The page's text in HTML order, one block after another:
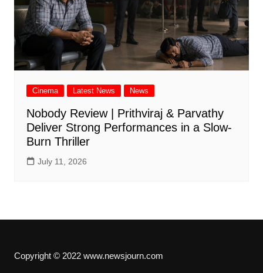
Cinema Latest News News
Nobody Review | Prithviraj & Parvathy
Deliver Strong Performances in a Slow-
Burn Thriller
July 11, 2026
Copyright © 2022 www.newsjourn.com